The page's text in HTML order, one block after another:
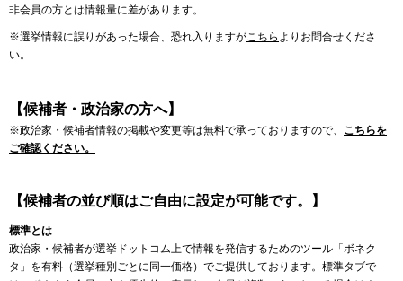
非会員の方とは情報量に差があります。
※選挙情報に誤りがあった場合、恐れ入りますがこちら よりお問合せくださ
い。
【候補者・政治家の方へ】
※政治家・候補者情報の掲載や変更等は無料で承っておりますので、 こちらを
ご確認ください。
【候補者の並び順はご自由に設定が可能です。】
標準とは
政治家・候補者が選挙ドットコム上で情報を発信するためのツール「ボネク
タ」を有料（選挙種別ごとに同一価格）でご提供しております。標準タブで